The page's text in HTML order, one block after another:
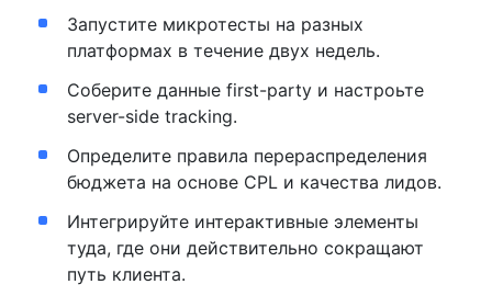
Запустите микротесты на разных
платформах в течение двух недель.
Соберите данные first-party и настроьте
server-side tracking.
Определите правила перераспределения
бюджета на основе CPL и качества лидов.
Интегрируйте интерактивные элементы
туда, где они действительно сокращают
путь клиента.